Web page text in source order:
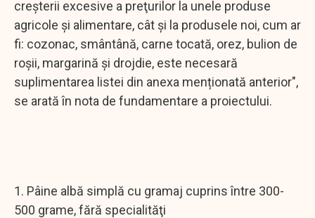
creşterii excesive a preţurilor la unele produse
agricole şi alimentare, cât și la produsele noi, cum ar
fi: cozonac, smântână, carne tocată, orez, bulion de
roșii, margarină și drojdie, este necesară
suplimentarea listei din anexa menționată anterior",
se arată în nota de fundamentare a proiectului.
1. Pâine albă simplă cu gramaj cuprins între 300-
500 grame, fără specialităţi